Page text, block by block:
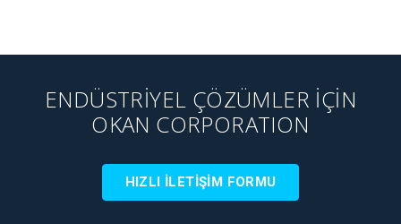
ENDÜSTRİYEL ÇÖZÜMLER İÇİN
OKAN CORPORATION
HIZLI İLETİŞİM FORMU